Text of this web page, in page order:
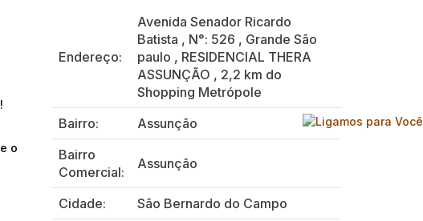
!
e o
Endereço:
Avenida Senador Ricardo
Batista , N°: 526 , Grande São
paulo , RESIDENCIAL THERA
ASSUNÇÃO , 2,2 km do
Shopping Metrópole
Bairro:
Assunção
Bairro
Comercial:
Assunção
Cidade:
São Bernardo do Campo